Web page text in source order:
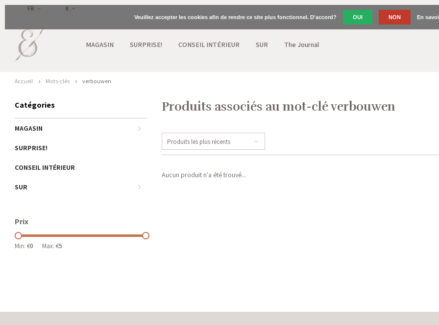
FR €
MAGASIN SURPRISE! CONSEIL INTÉRIEUR SUR The Journal
Accueil Mots-clés verbouwen
Catégories
MAGASIN
SURPRISE!
CONSEIL INTÉRIEUR
SUR
Prix
Min: €0 Max: €5
Produits associés au mot-clé verbouwen
Produits les plus récents
Aucun produit n'a été trouvé...
Veuillez accepter les cookies afin de rendre ce site plus fonctionnel. D'accord? OUI NON En